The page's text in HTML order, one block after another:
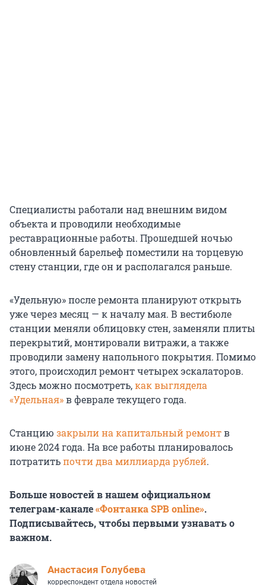
Специалисты работали над внешним видом
объекта и проводили необходимые
реставрационные работы. Прошедшей ночью
обновленный барельеф поместили на торцевую
стену станции, где он и располагался раньше.
«Удельную» после ремонта планируют открыть
уже через месяц — к началу мая. В вестибюле
станции меняли облицовку стен, заменяли плиты
перекрытий, монтировали витражи, а также
проводили замену напольного покрытия. Помимо
этого, происходил ремонт четырех эскалаторов.
Здесь можно посмотреть,как выглядела
«Удельная»в феврале текущего года.
Станцию закрыли на капитальный ремонтв
июне 2024 года. На все работы планировалось
потратитьпочти два миллиарда рублей.
Больше новостей в нашем официальном
телеграм-канале«Фонтанка SPB online».
Подписывайтесь, чтобы первыми узнавать о
важном.
Анастасия Голубева
корреспондент отдела новостей